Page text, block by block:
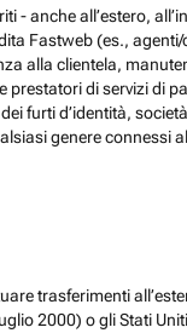
all’estero,
Fastweb (es.,
alla clientela,
di servizi di
furti d’identità,
genere connessi
trasferimenti
2000) o gli Stati